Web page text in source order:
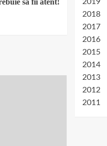
sa fii atent!
2019
2018
2017
2016
2015
2014
2013
2012
2011